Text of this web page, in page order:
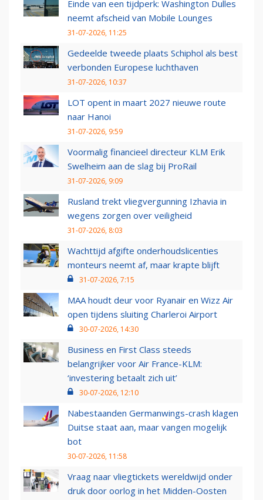
Einde van een tijdperk: Washington Dulles
neemt afscheid van Mobile Lounges
31-07-2026, 11:25
Gedeelde tweede plaats Schiphol als best
verbonden Europese luchthaven
31-07-2026, 10:37
LOT opent in maart 2027 nieuwe route
naar Hanoi
31-07-2026, 9:59
Voormalig financieel directeur KLM Erik
Swelheim aan de slag bij ProRail
31-07-2026, 9:09
Rusland trekt vliegvergunning Izhavia in
wegens zorgen over veiligheid
31-07-2026, 8:03
Wachttijd afgifte onderhoudslicenties
monteurs neemt af, maar krapte blijft
31-07-2026, 7:15
MAA houdt deur voor Ryanair en Wizz Air
open tijdens sluiting Charleroi Airport
30-07-2026, 14:30
Business en First Class steeds
belangrijker voor Air France-KLM:
‘investering betaalt zich uit’
30-07-2026, 12:10
Nabestaanden Germanwings-crash klagen
Duitse staat aan, maar vangen mogelijk
bot
30-07-2026, 11:58
Vraag naar vliegtickets wereldwijd onder
druk door oorlog in het Midden-Oosten